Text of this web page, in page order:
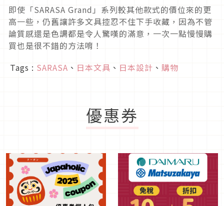
即使「SARASA Grand」系列較其他款式的價位來的更
高一些，仍舊讓許多文具控忍不住下手收藏，因為不管
論質感還是色調都是令人驚嘆的滿意，一次一點慢慢購
買也是很不錯的方法唷！
Tags : SARASA 、 日本文具 、 日本設計 、 購物
優惠券